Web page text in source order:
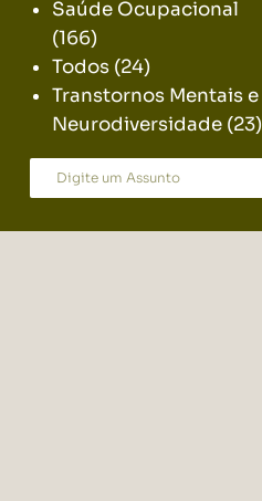
Saúde Ocupacional
(166)
Todos (24)
Transtornos Mentais e
Neurodiversidade (23)